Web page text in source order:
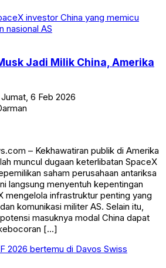
Jadi Milik China, Amerika
6 Feb 2026
– Kekhawatiran publik di Amerika
muncul dugaan keterlibatan SpaceX
saham perusahaan antariksa
langsung menyentuh kepentingan
mengelola infrastruktur penting yang
komunikasi militer AS. Selain itu,
masuknya modal China dapat
[…]